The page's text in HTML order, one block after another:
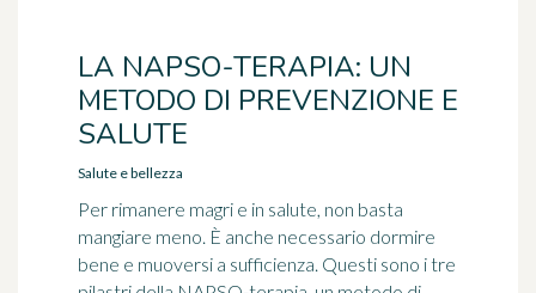
LA NAPSO-TERAPIA: UN
METODO DI PREVENZIONE E
SALUTE
Salute e bellezza
Per rimanere magri e in salute, non basta
mangiare meno. È anche necessario dormire
bene e muoversi a sufficienza. Questi sono i tre